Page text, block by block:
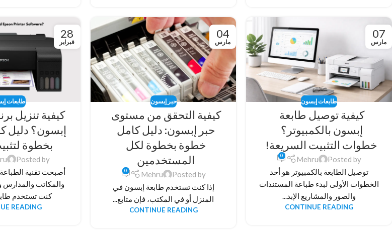
07
مارس
طابعات إبسون
كيفية توصيل طابعة
إبسون بالكمبيوتر؟
خطوات التثبيت السريعة!
Posted by
Mehru
0
توصيل الطابعة بالكمبيوتر هو أحد
الخطوات الأولى لبدء طباعة المستندات
والصور والمشاريع الإبد...
CONTINUE READING
04
مارس
حبر إبسون
كيفية التحقق من مستوى
حبر إبسون: دليل كامل
خطوة بخطوة لكل
المستخدمين
Posted by
Mehru
0
إذا كنت تستخدم طابعة إبسون في
المنزل أو في المكتب، فإن متابع...
CONTINUE READING
28
فبراير
طابعات
كيفية تنزيل
إبسون؟ دليل
بخطوة
Posted by
أصبحت تقنية
والمكاتب
كنت تستخدم
READING